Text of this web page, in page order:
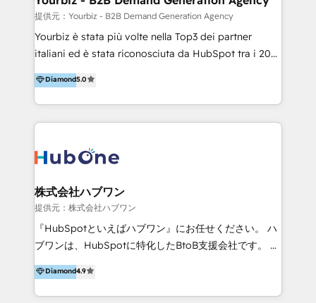
Account-Based Marketing 💎CMS Development &
Conversion-Focused Websites With a 5.0⭐average
rating and 140+ verified client reviews on the
businesses globally for consistent delivery and high
client satisfaction. With deep HubSpot expertise and
your business with a proven and reliable HubSpot
Diamond Partner? 👉Connect with TRooInbound
today (https://www.trooinbound.com/contact-us)
提供元：Yourbiz - B2B Demand Generation Agency
Yourbiz è stata più volte nella Top3 dei partner
italiani ed è stata riconosciuta da HubSpot tra i 20
migliori partner EMEA per la gestione del cliente.
Stiamo accompagnando oltre 100 aziende nella
digitalizzazione e ottimizzazione dei processi di
marketing e vendita. Il nostro metodo DAM è stato
mappatura dei canali di acquisizione dei contatti e
HubSpot come fornitore ufficiale per le integrazioni
tra il CRM e altri sistemi aziendali, tra cui SAP,
AS400, TeamSystem. HubSpot ci ha riconosciuto
come formatori ufficiali per l'adozione del CRM in
50% più alto tra i nostri clienti rispetto le altre
aziende. Lavoriamo con aziende B2B tra i 5 e i 35
Diamond5.0
株式会社ハブワン
提供元：株式会社ハブワン
『HubSpotといえばハブワン』にお任せください。 ハ
ブワンは、HubSpotに特化したBtoB支援会社です。 ノ
ーコードCMS構築、CRM／MA／SFAの設計・運用、他
システムAPI連携・開発、営業定着支援、カスタマーサ
クセス体制の設計まで、ワンストップ完結できる支援体
Diamond4.9